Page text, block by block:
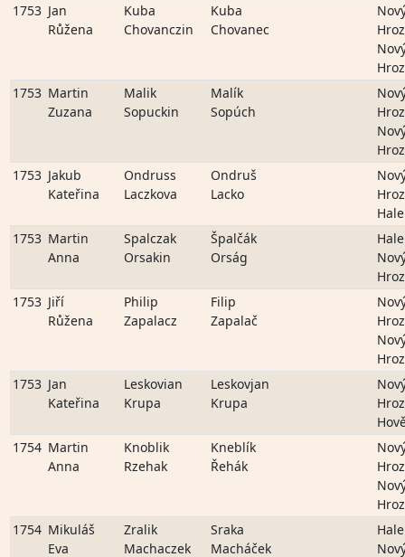
1753 Jan
Růžena
Kuba
Chovanczin
Kuba
Chovanec
1753 Martin
Zuzana
Malik
Sopuckin
Malík
Sopúch
1753 Jakub
Kateřina
Ondruss
Laczkova
Ondruš
Lacko
1753 Martin
Anna
Spalczak
Orsakin
Špalčák
Orság
1753 Jiří
Růžena
Philip
Zapalacz
Filip
Zapalač
1753 Jan
Kateřina
Leskovian
Krupa
Leskovjan
Krupa
1754 Martin
Anna
Knoblik
Rzehak
Kneblík
Řehák
1754 Mikuláš
Eva
Zralik
Machaczek
Sraka
Macháček